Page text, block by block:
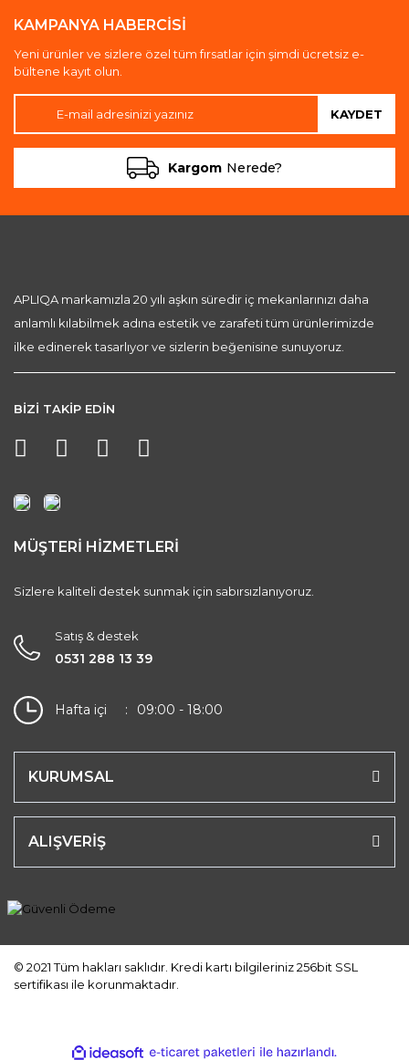
KAMPANYA HABERCİSİ
Yeni ürünler ve sizlere özel tüm fırsatlar için şimdi ücretsiz e-
bültene kayıt olun.
KAYDET
Kargom Nerede?
APLIQA markamızla 20 yılı aşkın süredir iç mekanlarınızı daha
anlamlı kılabilmek adına estetik ve zarafeti tüm ürünlerimizde
ilke edinerek tasarlıyor ve sizlerin beğenisine sunuyoruz.
BİZİ TAKİP EDİN
MÜŞTERİ HİZMETLERİ
Sizlere kaliteli destek sunmak için sabırsızlanıyoruz.
Satış & destek
0531 288 13 39
Hafta içi 09:00 - 18:00
KURUMSAL
ALIŞVERİŞ
© 2021 Tüm hakları saklıdır. Kredi kartı bilgileriniz 256bit SSL
sertifikası ile korunmaktadır.
ideasoft e-